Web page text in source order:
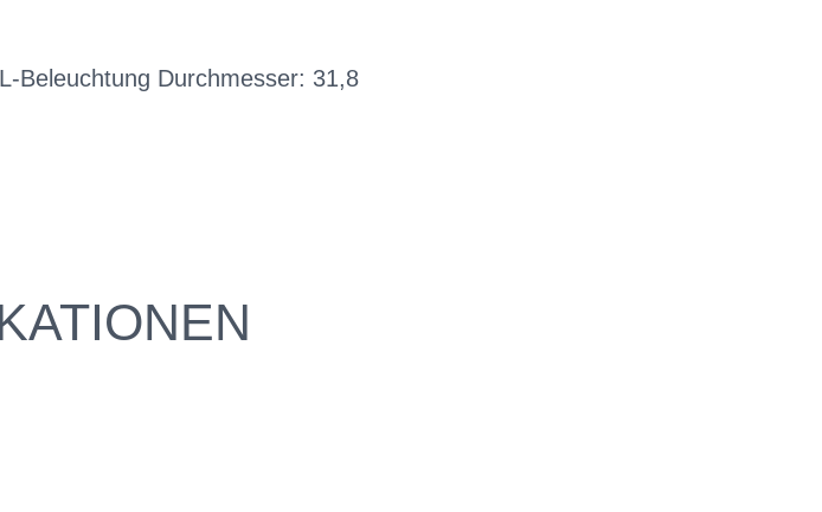
Beleuchtung Durchmesser: 31,8